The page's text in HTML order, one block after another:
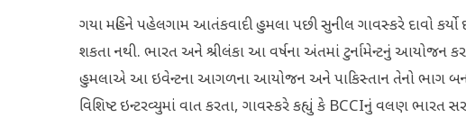
ગયા મહિને પહેલગામ આતંકવાદી હુમલા પછી સુનીલ ગાવસ્કરે દાવો
શકતા નથી. ભારત અને શ્રીલંકા આ વર્ષના અંતમાં ટુર્નામેન્ટનું આયોજન
હુમલાએ આ ઇવેન્ટના આગળના આયોજન અને પાકિસ્તાન તેનો ભાગ બનશે
વિશિષ્ટ ઇન્ટરવ્યુમાં વાત કરતા, ગાવસ્કરે કહ્યું કે BCCIનું વલણ